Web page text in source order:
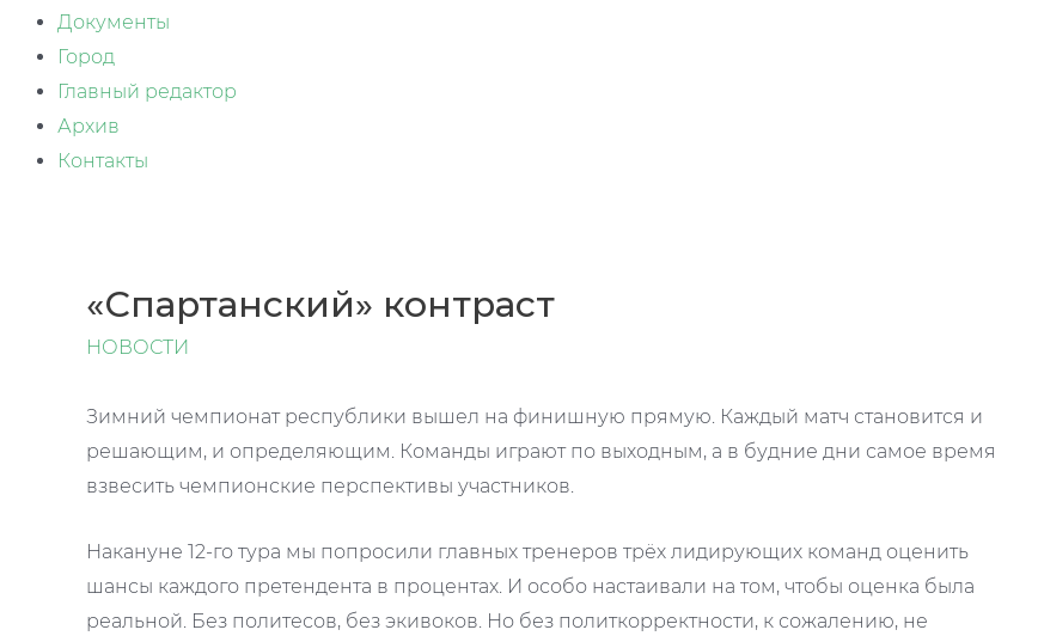
Документы
Город
Главный редактор
Архив
Контакты
«Спартанский» контраст
НОВОСТИ
Зимний чемпионат республики вышел на финишную прямую. Каждый матч становится и
решающим, и определяющим. Команды играют по выходным, а в будние дни самое время
взвесить чемпионские перспективы участников.
Накануне 12-го тура мы попросили главных тренеров трёх лидирующих команд оценить
шансы каждого претендента в процентах. И особо настаивали на том, чтобы оценка была
реальной. Без политесов, без экивоков. Но без политкорректности, к сожалению, не